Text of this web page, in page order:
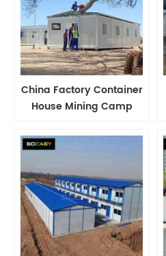
China Factory Container
House Mining Camp
Asrama